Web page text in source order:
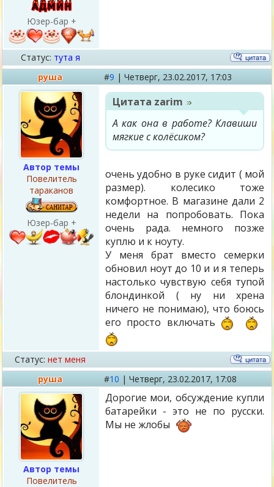
Юзер-бар +
Статус: тута я
руша
#9 | Четверг, 23.02.2017, 17:03
Автор темы
Повелитель
тараканов
Юзер-бар +
Цитата zarim
А как она в работе? Клавиши
мягкие с колёсиком?
очень удобно в руке сидит ( мой
размер). колесико тоже
комфортное. В магазине дали 2
недели на попробовать. Пока
очень рада. немного позже
куплю и к ноуту.
У меня брат вместо семерки
обновил ноут до 10 и и я теперь
настолько чувствую себя тупой
блондинкой ( ну ни хрена
ничего не понимаю), что боюсь
его просто включать
Статус: нет меня
руша
#10 | Четверг, 23.02.2017, 17:08
Автор темы
Повелитель
Дорогие мои, обсуждение купли
батарейки - это не по русски.
Мы не жлобы